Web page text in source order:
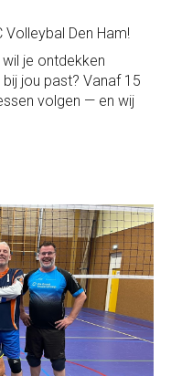
Volleybal Den Ham!
je ontdekken
jou past? Vanaf 15
volgen — en wij